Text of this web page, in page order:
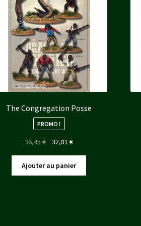
The Congregation Posse
PROMO !
36,45€
Le
initial
était :
32,81 €Le
actuel
est :
Ajouter au panier